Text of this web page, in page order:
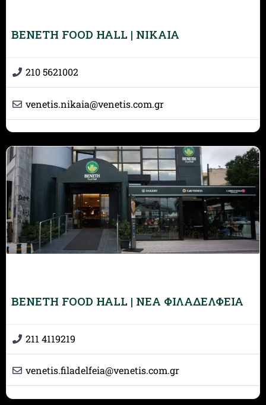
BENETH FOOD HALL | ΝΙΚΑΙΑ
210 5621002
venetis.nikaia@venetis.com.gr
BENETH FOOD HALL | ΝΕΑ ΦΙΛΑΔΕΛΦΕΙΑ
211 4119219
venetis.filadelfeia@venetis.com.gr